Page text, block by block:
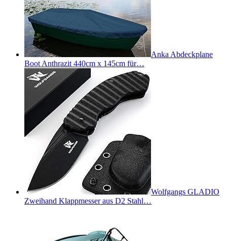
Anka Abdeckplane
Boot Anthrazit 440cm x 145cm für…
Wolfgangs GLADIO
Zweihand Klappmesser aus D2 Stahl…